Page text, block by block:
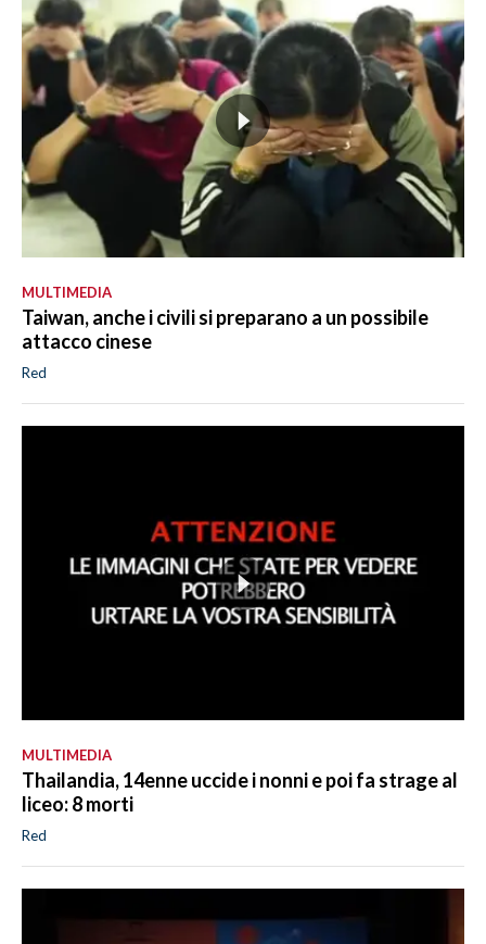
MULTIMEDIA
Taiwan, anche i civili si preparano a un possibile
attacco cinese
Red
MULTIMEDIA
Thailandia, 14enne uccide i nonni e poi fa strage al
liceo: 8 morti
Red